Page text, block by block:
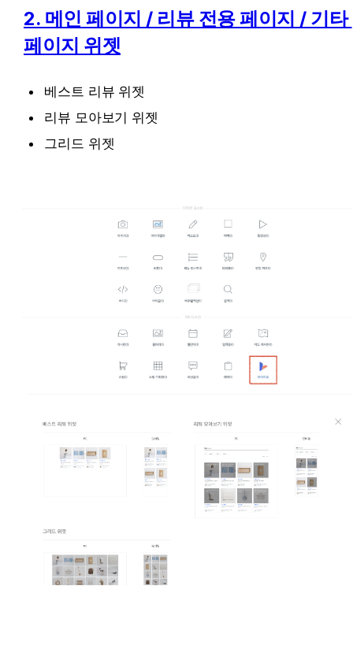
2. 메인 페이지 / 리뷰 전용 페이지 / 기타
페이지 위젯
베스트 리뷰 위젯
리뷰 모아보기 위젯
그리드 위젯